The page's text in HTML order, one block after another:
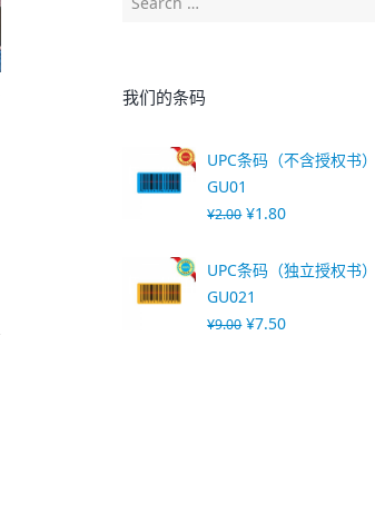
我们的条码
UPC条码（不含授权书）
GU01
¥2.00 ¥1.80
UPC条码（独立授权书）
GU021
¥9.00 ¥7.50